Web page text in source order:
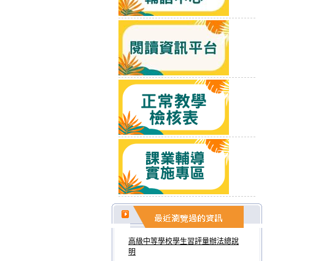
高級中等學校學生習評量辦法總說
明